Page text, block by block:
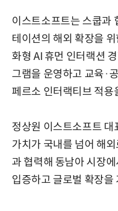
이스트소프트는 스쿱과
테이션의 해외 확장을
화형 AI 휴먼 인터랙션
그램을 운영하고 교육·
페르소 인터랙티브 적용
정상원 이스트소프트 대
가치가 국내를 넘어 해
과 협력해 동남아 시장
입증하고 글로벌 확장을